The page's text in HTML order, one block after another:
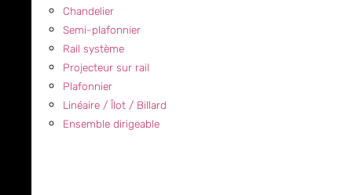
Chandelier
Semi-plafonnier
Rail système
Projecteur sur rail
Plafonnier
Linéaire / Îlot / Billard
Ensemble dirigeable